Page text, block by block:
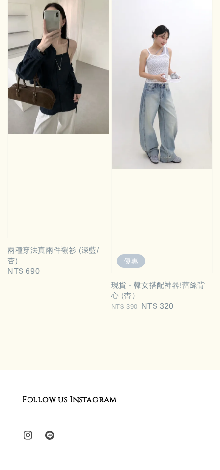
兩種穿法真兩件襯衫 (深藍/
杏)
Regular
NT$ 690
優惠
現貨 - 韓女搭配神器!蕾絲背
心 (杏）
Regular
NT$ 390
Sale
NT$ 320
Follow us Instagram